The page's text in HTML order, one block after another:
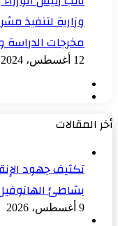
وزارية لتنفيذ
مخرجات
12 أغسطس، 2024
أخر المقالات
تكثيف جهود
بشاطئ
9 أغسطس، 2026